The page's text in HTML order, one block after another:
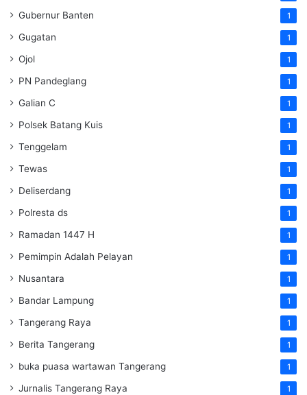
Gubernur Banten 1
Gugatan 1
Ojol 1
PN Pandeglang 1
Galian C 1
Polsek Batang Kuis 1
Tenggelam 1
Tewas 1
Deliserdang 1
Polresta ds 1
Ramadan 1447 H 1
Pemimpin Adalah Pelayan 1
Nusantara 1
Bandar Lampung 1
Tangerang Raya 1
Berita Tangerang 1
buka puasa wartawan Tangerang 1
Jurnalis Tangerang Raya 1